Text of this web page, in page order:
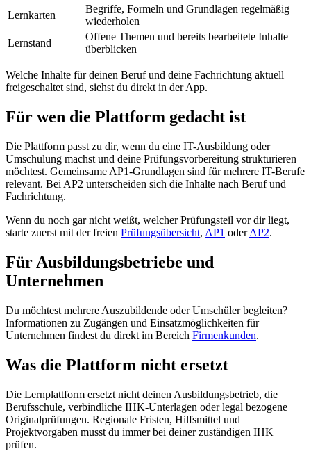
Lernkarten
Begriffe, Formeln und Grundlagen regelmäßig
wiederholen
Lernstand
Offene Themen und bereits bearbeitete Inhalte
überblicken
Welche Inhalte für deinen Beruf und deine Fachrichtung aktuell
freigeschaltet sind, siehst du direkt in der App.
Für wen die Plattform gedacht ist
Die Plattform passt zu dir, wenn du eine IT-Ausbildung oder
Umschulung machst und deine Prüfungsvorbereitung strukturieren
möchtest. Gemeinsame AP1-Grundlagen sind für mehrere IT-Berufe
relevant. Bei AP2 unterscheiden sich die Inhalte nach Beruf und
Fachrichtung.
Wenn du noch gar nicht weißt, welcher Prüfungsteil vor dir liegt,
starte zuerst mit der freien Prüfungsübersicht, AP1 oderAP2.
Für Ausbildungsbetriebe und
Unternehmen
Du möchtest mehrere Auszubildende oder Umschüler begleiten?
Informationen zu Zugängen und Einsatzmöglichkeiten für
Unternehmen findest du direkt im Bereich Firmenkunden.
Was die Plattform nicht ersetzt
Die Lernplattform ersetzt nicht deinen Ausbildungsbetrieb, die
Berufsschule, verbindliche IHK-Unterlagen oder legal bezogene
Originalprüfungen. Regionale Fristen, Hilfsmittel und
Projektvorgaben musst du immer bei deiner zuständigen IHK
prüfen.